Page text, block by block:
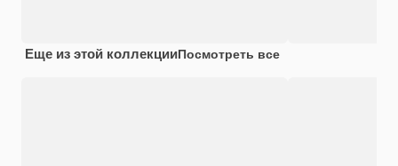
Еще из этой коллекцииПосмотреть все